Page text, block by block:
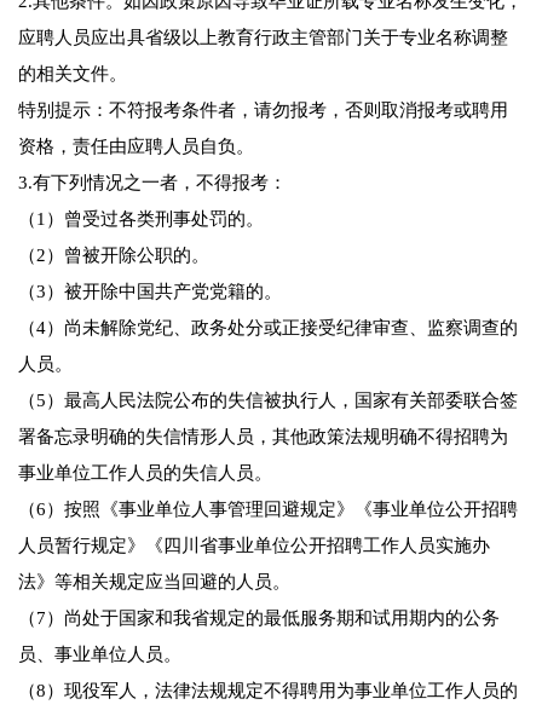
应聘人员应出具省级以上教育行政主管部门关于专业名称调整
的相关文件。
特别提示：不符报考条件者，请勿报考，否则取消报考或聘用
资格，责任由应聘人员自负。
3.有下列情况之一者，不得报考：
（1）曾受过各类刑事处罚的。
（2）曾被开除公职的。
（3）被开除中国共产党党籍的。
（4）尚未解除党纪、政务处分或正接受纪律审查、监察调查的
人员。
（5）最高人民法院公布的失信被执行人，国家有关部委联合签
署备忘录明确的失信情形人员，其他政策法规明确不得招聘为
事业单位工作人员的失信人员。
（6）按照《事业单位人事管理回避规定》《事业单位公开招聘
人员暂行规定》《四川省事业单位公开招聘工作人员实施办
法》等相关规定应当回避的人员。
（7）尚处于国家和我省规定的最低服务期和试用期内的公务
员、事业单位人员。
（8）现役军人，法律法规规定不得聘用为事业单位工作人员的